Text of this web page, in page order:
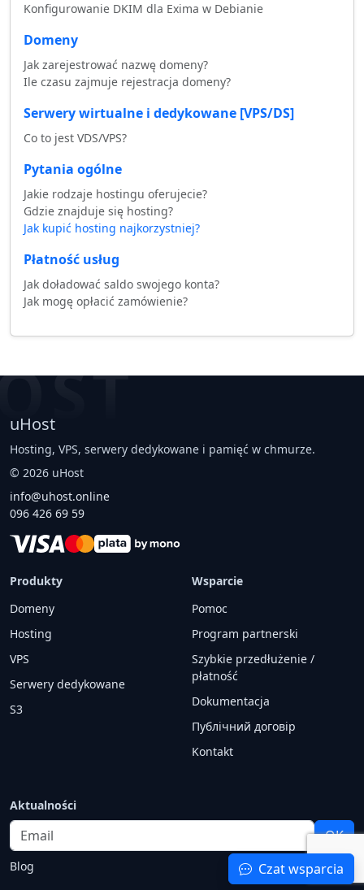
Konfigurowanie DKIM dla Exima w Debianie
Domeny
Jak zarejestrować nazwę domeny?
Ile czasu zajmuje rejestracja domeny?
Serwery wirtualne i dedykowane [VPS/DS]
Co to jest VDS/VPS?
Pytania ogólne
Jakie rodzaje hostingu oferujecie?
Gdzie znajduje się hosting?
Jak kupić hosting najkorzystniej?
Płatność usług
Jak doładować saldo swojego konta?
Jak mogę opłacić zamówienie?
uHost
Hosting, VPS, serwery dedykowane i pamięć w chmurze.
© 2026 uHost
info@uhost.online
096 426 69 59
Produkty
Domeny
Hosting
VPS
Serwery dedykowane
S3
Wsparcie
Pomoc
Program partnerski
Szybkie przedłużenie /
płatność
Dokumentacja
Публічний договір
Kontakt
Aktualności
Email OK
Blog Czat wsparcia